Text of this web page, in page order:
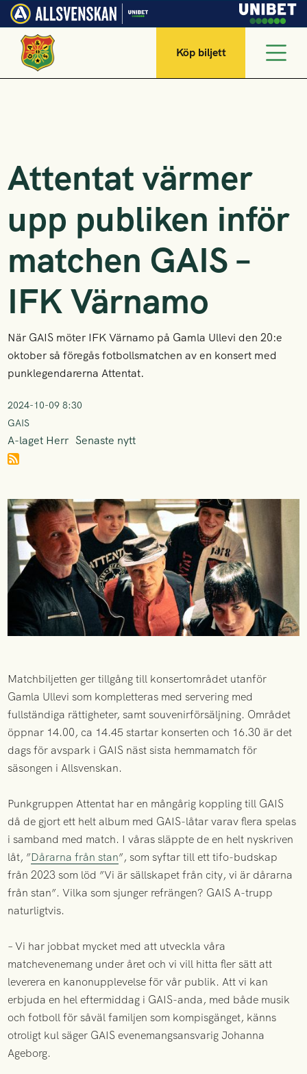
Köp biljett
Attentat värmer
upp publiken inför
matchen GAIS –
IFK Värnamo
När GAIS möter IFK Värnamo på Gamla Ullevi den 20:e
oktober så föregås fotbollsmatchen av en konsert med
punklegendarerna Attentat.
2024-10-09 8:30
GAIS
A-laget Herr Senaste nytt
Matchbiljetten ger tillgång till konsertområdet utanför
Gamla Ullevi som kompletteras med servering med
fullständiga rättigheter, samt souvenirförsäljning. Området
öppnar 14.00, ca 14.45 startar konserten och 16.30 är det
dags för avspark i GAIS näst sista hemmamatch för
säsongen i Allsvenskan.
Punkgruppen Attentat har en mångårig koppling till GAIS
då de gjort ett helt album med GAIS-låtar varav flera spelas
i samband med match. I våras släppte de en helt nyskriven
låt, ”Dårarna från stan”, som syftar till ett tifo-budskap
från 2023 som löd ”Vi är sällskapet från city, vi är dårarna
från stan”. Vilka som sjunger refrängen? GAIS A-trupp
naturligtvis.
– Vi har jobbat mycket med att utveckla våra
matchevenemang under året och vi vill hitta fler sätt att
leverera en kanonupplevelse för vår publik. Att vi kan
erbjuda en hel eftermiddag i GAIS-anda, med både musik
och fotboll för såväl familjen som kompisgänget, känns
otroligt kul säger GAIS evenemangsansvarig Johanna
Ageborg.